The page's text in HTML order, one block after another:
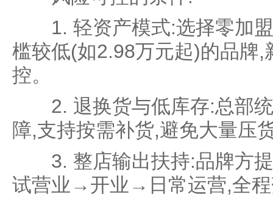
1. 轻资产模式:选择零加盟
槛较低(如2.98万元起)的品牌,
控。
2. 退换货与低库存:总部统
障,支持按需补货,避免大量压
3. 整店输出扶持:品牌方
试营业→开业→日常运营,全程